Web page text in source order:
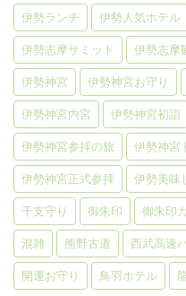
伊勢ランチ 伊勢人気ホテル
伊勢志摩サミット 伊勢志摩
伊勢神宮 伊勢神宮お守り
伊勢神宮内宮 伊勢神宮初詣
伊勢神宮参拝の旅 伊勢神宮
伊勢神宮正式参拝 伊勢美味
干支守り 御朱印 御朱印
混雑 熊野古道 西武高速
開運お守り 鳥羽ホテル